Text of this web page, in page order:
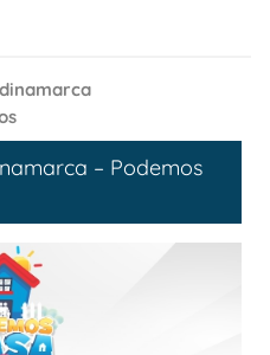
– Podemos